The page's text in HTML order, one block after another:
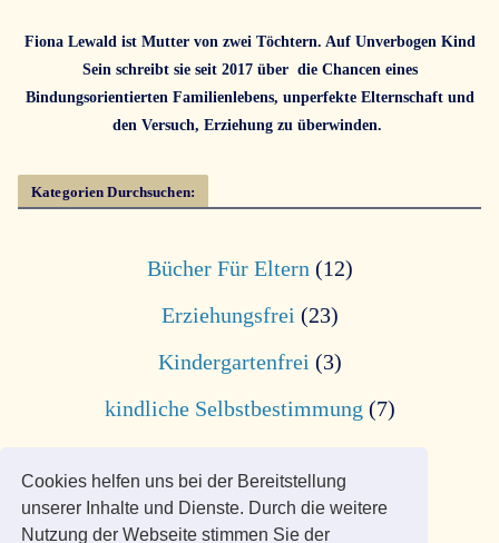
Cookies helfen uns bei der Bereitstellung
unserer Inhalte und Dienste. Durch die weitere
Nutzung der Webseite stimmen Sie der
Fiona Lewald ist Mutter von zwei Töchtern. AufUnverbogen Kind
Sein schreibt sie seit 2017 über die Chancen eines
Bindungsorientierten Familienlebens, unperfekte Elternschaft und
den Versuch, Erziehung zu überwinden.
Kategorien Durchsuchen:
Bücher Für Eltern (12)
Erziehungsfrei (23)
Kindergartenfrei (3)
kindliche Selbstbestimmung (7)